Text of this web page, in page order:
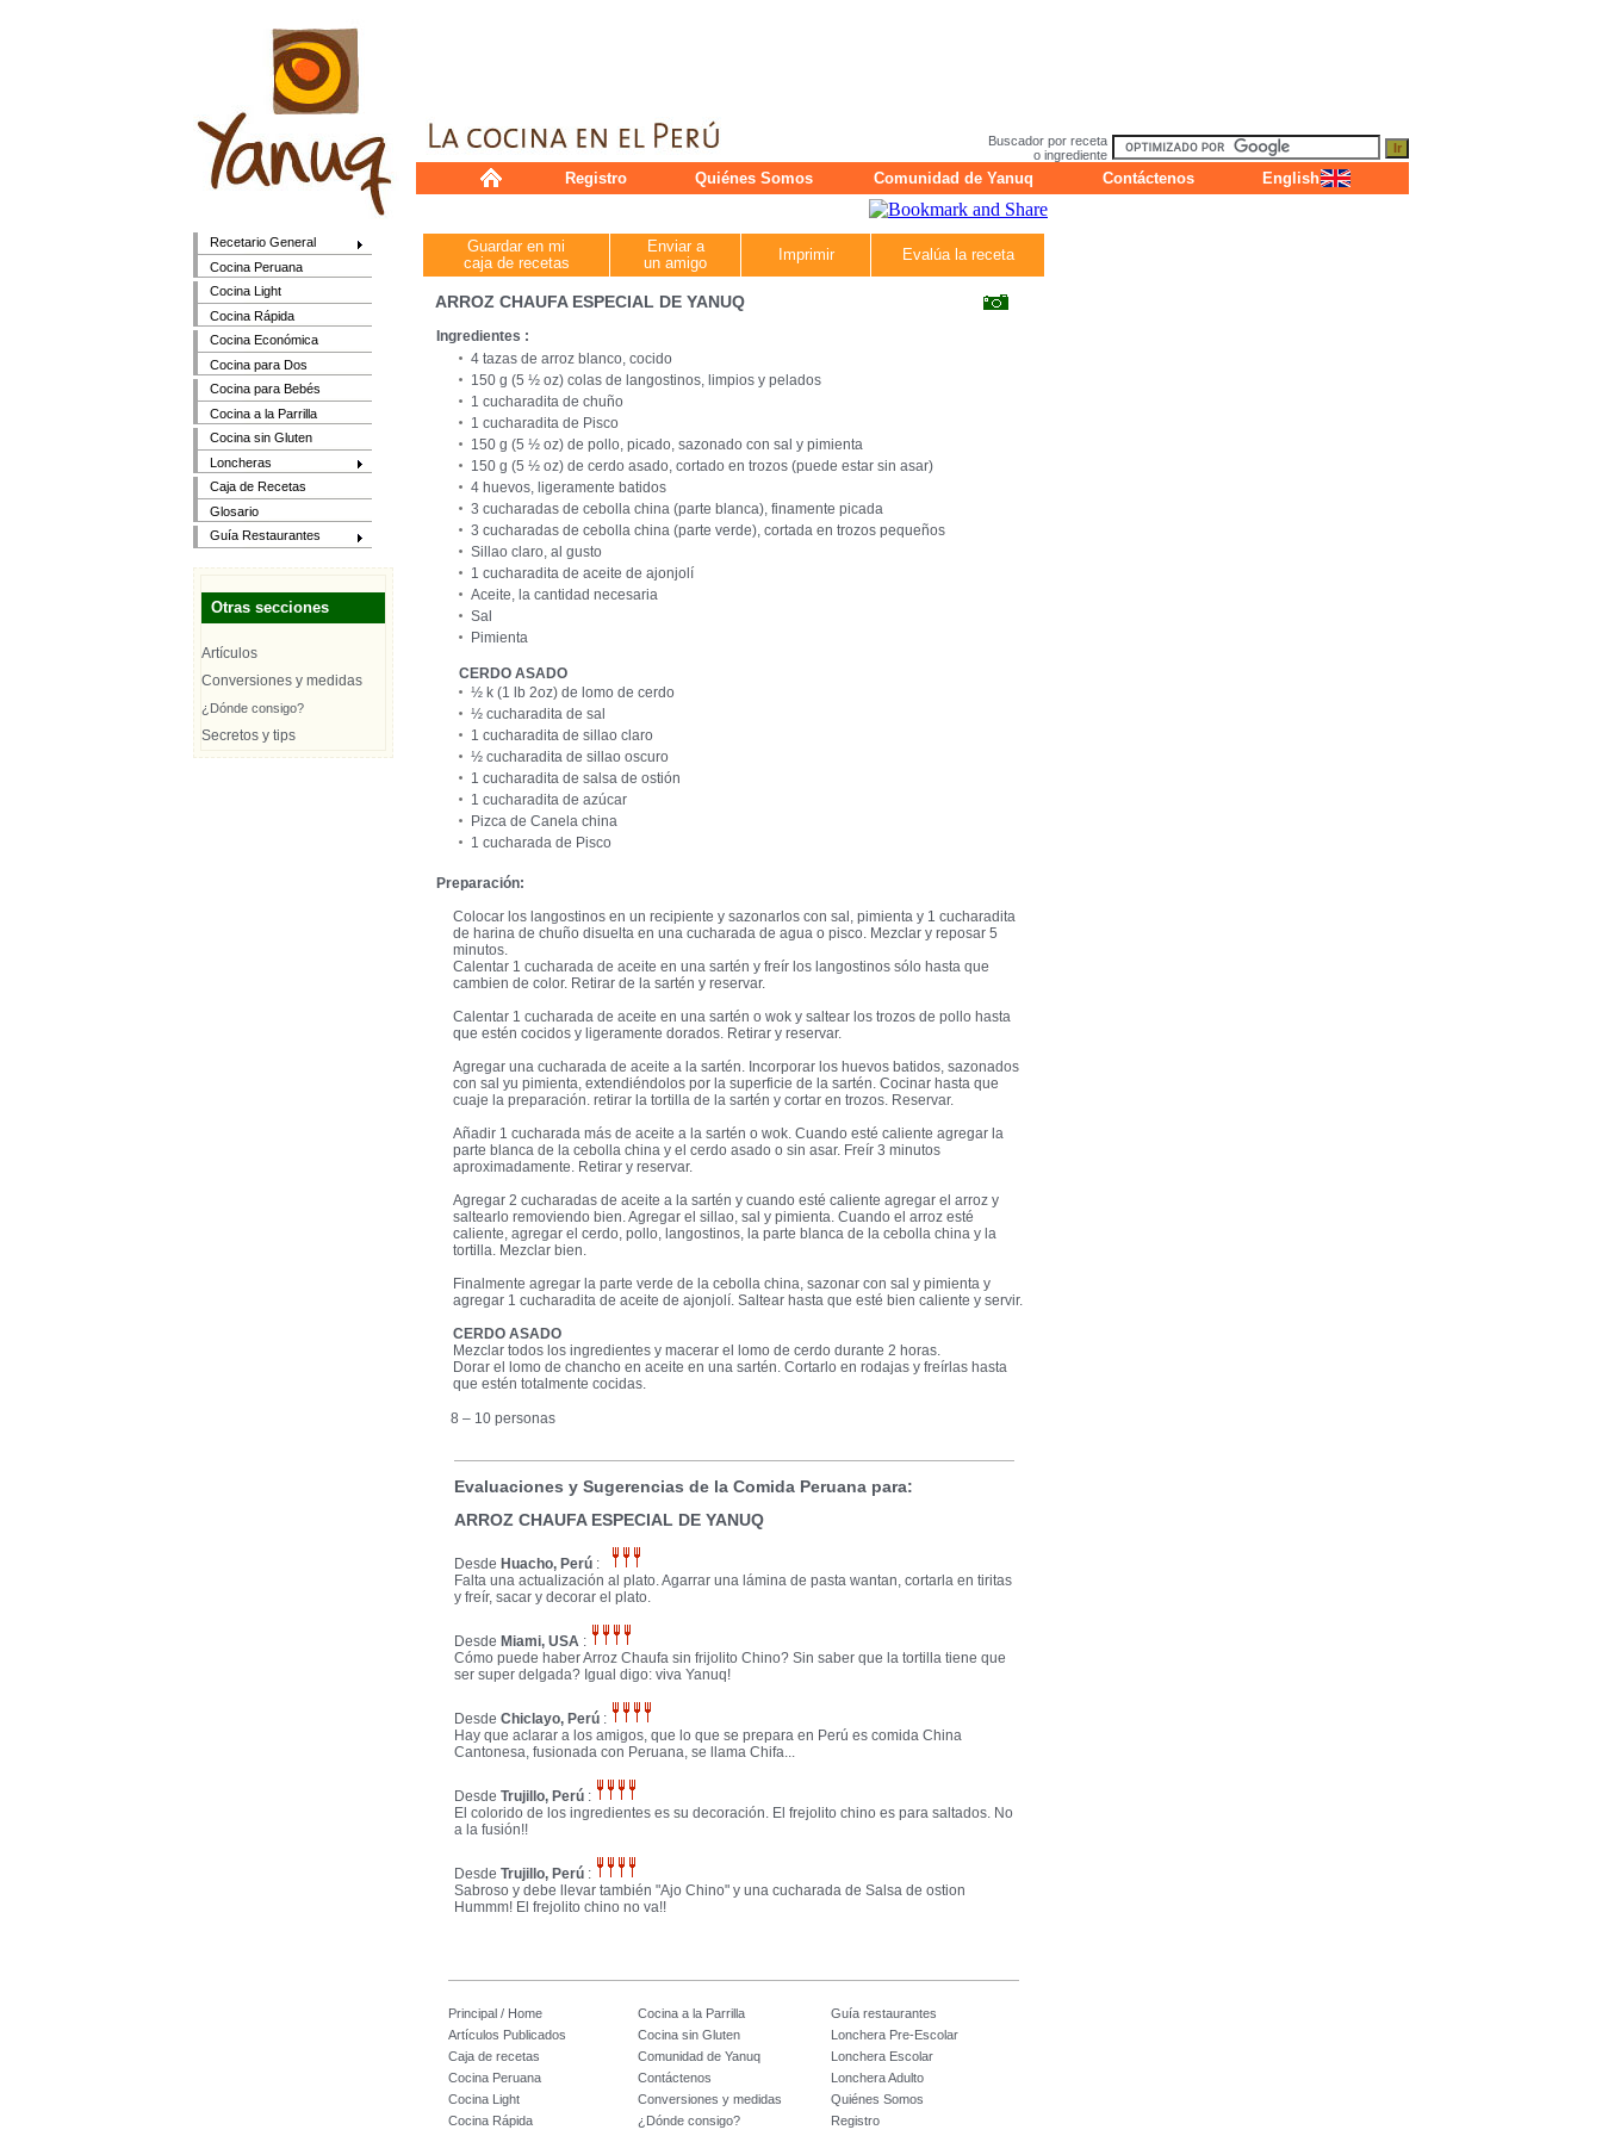
Recetario General
Cocina Peruana
Cocina Light
Cocina Rápida
Cocina Económica
Cocina para Dos
Cocina para Bebés
Cocina a la Parrilla
Cocina sin Gluten
Loncheras
Caja de Recetas
Glosario
Guía Restaurantes
Otras secciones
Artículos
Conversiones y medidas
¿Dónde consigo?
Secretos y tips
Buscador por receta
o ingrediente
Registro Quiénes Somos Comunidad de Yanuq Contáctenos English
Guardar en mi
caja de recetas
Enviar a
un amigo
Imprimir Evalúa la receta
ARROZ CHAUFA ESPECIAL DE YANUQ
Ingredientes :
4 tazas de arroz blanco, cocido
150 g (5 ½ oz) colas de langostinos, limpios y pelados
1 cucharadita de chuño
1 cucharadita de Pisco
150 g (5 ½ oz) de pollo, picado, sazonado con sal y pimienta
150 g (5 ½ oz) de cerdo asado, cortado en trozos (puede estar sin asar)
4 huevos, ligeramente batidos
3 cucharadas de cebolla china (parte blanca), finamente picada
3 cucharadas de cebolla china (parte verde), cortada en trozos pequeños
Sillao claro, al gusto
1 cucharadita de aceite de ajonjolí
Aceite, la cantidad necesaria
Sal
Pimienta
CERDO ASADO
½ k (1 lb 2oz) de lomo de cerdo
½ cucharadita de sal
1 cucharadita de sillao claro
½ cucharadita de sillao oscuro
1 cucharadita de salsa de ostión
1 cucharadita de azúcar
Pizca de Canela china
1 cucharada de Pisco
Preparación:
Colocar los langostinos en un recipiente y sazonarlos con sal, pimienta y 1 cucharadita
de harina de chuño disuelta en una cucharada de agua o pisco. Mezclar y reposar 5
minutos.
Calentar 1 cucharada de aceite en una sartén y freír los langostinos sólo hasta que
cambien de color. Retirar de la sartén y reservar.
Calentar 1 cucharada de aceite en una sartén o wok y saltear los trozos de pollo hasta
que estén cocidos y ligeramente dorados. Retirar y reservar.
Agregar una cucharada de aceite a la sartén. Incorporar los huevos batidos, sazonados
con sal yu pimienta, extendiéndolos por la superficie de la sartén. Cocinar hasta que
cuaje la preparación. retirar la tortilla de la sartén y cortar en trozos. Reservar.
Añadir 1 cucharada más de aceite a la sartén o wok. Cuando esté caliente agregar la
parte blanca de la cebolla china y el cerdo asado o sin asar. Freír 3 minutos
aproximadamente. Retirar y reservar.
Agregar 2 cucharadas de aceite a la sartén y cuando esté caliente agregar el arroz y
saltearlo removiendo bien. Agregar el sillao, sal y pimienta. Cuando el arroz esté
caliente, agregar el cerdo, pollo, langostinos, la parte blanca de la cebolla china y la
tortilla. Mezclar bien.
Finalmente agregar la parte verde de la cebolla china, sazonar con sal y pimienta y
agregar 1 cucharadita de aceite de ajonjolí. Saltear hasta que esté bien caliente y servir.
CERDO ASADO
Mezclar todos los ingredientes y macerar el lomo de cerdo durante 2 horas.
Dorar el lomo de chancho en aceite en una sartén. Cortarlo en rodajas y freírlas hasta
que estén totalmente cocidas.
8 – 10 personas
Evaluaciones y Sugerencias de la Comida Peruana para:
ARROZ CHAUFA ESPECIAL DE YANUQ
Desde Huacho, Perú:
Falta una actualización al plato. Agarrar una lámina de pasta wantan, cortarla en tiritas
y freír, sacar y decorar el plato.
Desde Miami, USA:
Cómo puede haber Arroz Chaufa sin frijolito Chino? Sin saber que la tortilla tiene que
ser super delgada? Igual digo: viva Yanuq!
Desde Chiclayo, Perú:
Hay que aclarar a los amigos, que lo que se prepara en Perú es comida China
Cantonesa, fusionada con Peruana, se llama Chifa...
Desde Trujillo, Perú:
El colorido de los ingredientes es su decoración. El frejolito chino es para saltados. No
a la fusión!!
Desde Trujillo, Perú:
Sabroso y debe llevar también "Ajo Chino" y una cucharada de Salsa de ostion
Hummm! El frejolito chino no va!!
Principal / Home Cocina a la Parrilla
Guía restaurantes
Artículos Publicados
Cocina sin Gluten
Lonchera Pre-Escolar
Caja de recetas
Comunidad de Yanuq
Lonchera Escolar
Cocina Peruana
Contáctenos
Lonchera Adulto
Cocina Light
Conversiones y medidas
Quiénes Somos
Cocina Rápida
¿Dónde consigo?
Registro